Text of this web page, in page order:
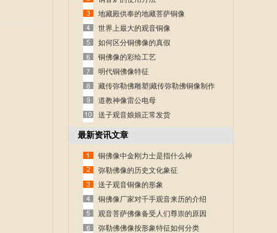
地藏殿供奉的地藏菩萨铜像
世界上最大的观音铜像
如何区分铜佛像的真假
铜佛像的彩绘工艺
明代铜佛像特征
藏传弥勒佛雕塑|藏传弥勒佛铜像制作
道教神像雷公电母
送子观音娘娘正常发货
最新资讯文章
铜佛像中金刚力士是指什么神
弥勒佛像的历史文化象征
送子观音铜像的形象
铜佛像厂家对千手观音来历的介绍
观音菩萨佛像备受人们尊崇的原因
弥勒佛佛像按形象特征如何分类